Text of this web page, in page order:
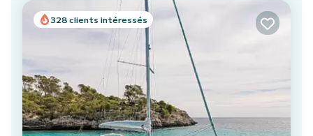
328 clients intéressés